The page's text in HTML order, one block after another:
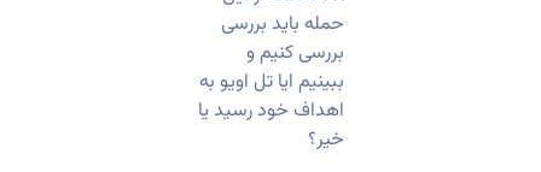
حمله باید بررسی
بررسی کنیم و
ببینیم ایا تل اویو به
اهداف خود رسید یا
خیر؟